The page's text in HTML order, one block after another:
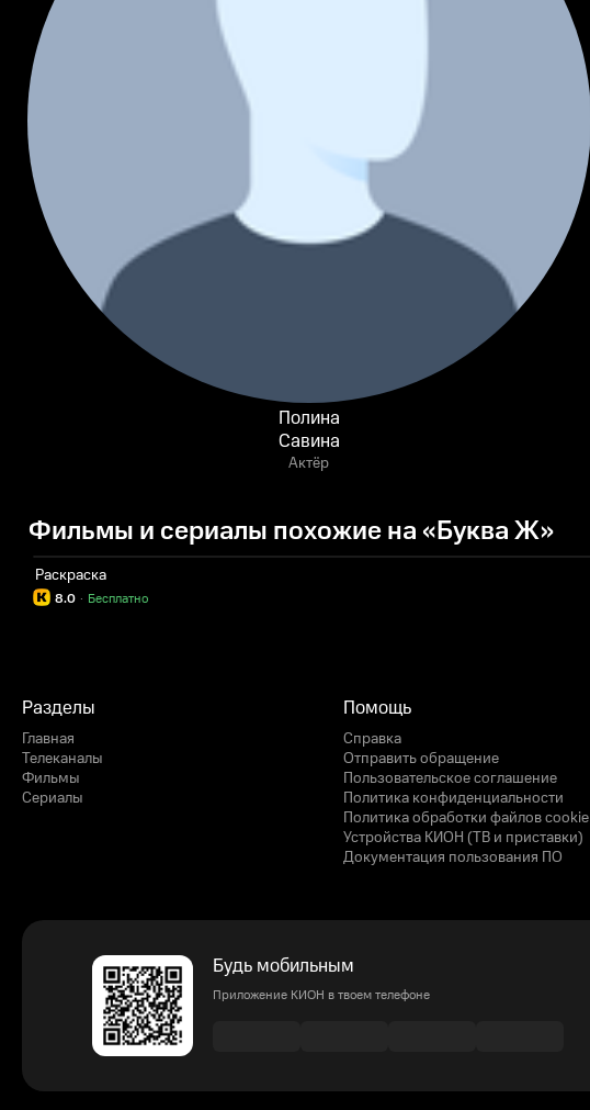
Полина
Савина
Актёр
Фильмы и сериалы похожие на «Буква Ж»
Раскраска
8.0 Бесплатно
·
Разделы
Главная
Телеканалы
Фильмы
Сериалы
Помощь
Справка
Отправить обращение
Пользовательское соглашение
Политика конфиденциальности
Политика обработки файлов cookie
Устройства КИОН (ТВ и приставки)
Документация пользования ПО
Будь мобильным
Приложение КИОН в твоем телефоне